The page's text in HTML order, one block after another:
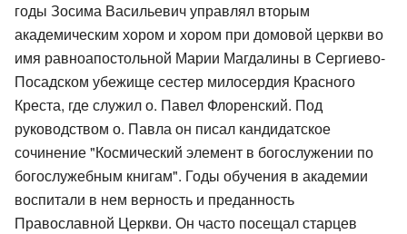
годы Зосима Васильевич управлял вторым
академическим хором и хором при домовой церкви во
имя равноапостольной Марии Магдалины в Сергиево-
Посадском убежище сестер милосердия Красного
Креста, где служил о. Павел Флоренский. Под
руководством о. Павла он писал кандидатское
сочинение "Космический элемент в богослужении по
богослужебным книгам". Годы обучения в академии
воспитали в нем верность и преданность
Православной Церкви. Он часто посещал старцев